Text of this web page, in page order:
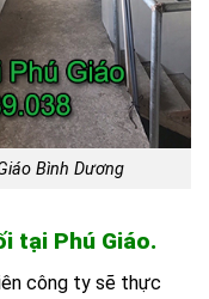
Bình Dương
tại Phú Giáo.
công ty sẽ thực